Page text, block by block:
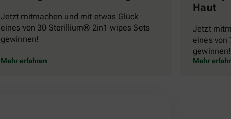
Jetzt mitmachen und mit etwas Glück
eines von 30 Sterillium® 2in1 wipes Sets
gewinnen!
Mehr erfahren
Haut
Jetzt
eines von
gewinnen!
Mehr